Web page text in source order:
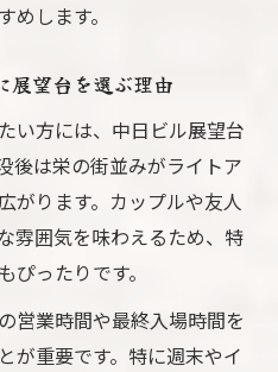
作りにイベント参加が
る実用的な名古屋観光
中日ビル地下からの行
で名古屋観光がさらに
おすすめの行き方案内
します。
展望台を選ぶ理由
い方には、中日ビル展望台
後は栄の街並みがライトア
がります。カップルや友人
雰囲気を味わえるため、特
ぴったりです。
営業時間や最終入場時間を
が重要です。特に週末やイ